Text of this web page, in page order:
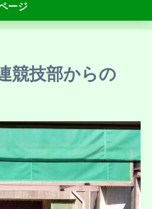
ージ
競技部からの